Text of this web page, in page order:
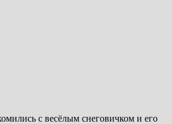
с весёлым снеговичком и его